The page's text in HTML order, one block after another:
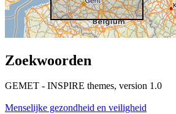
Zoekwoorden
GEMET - INSPIRE themes, version 1.0
Menselijke gezondheid en veiligheid